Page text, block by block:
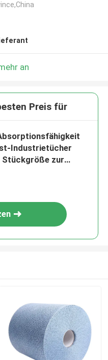
an
Preis für
Industrietücher
Stückgröße zur